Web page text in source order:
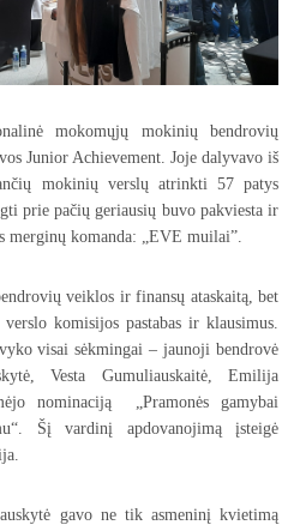
mokomųjų mokinių bendrovių
Junior Achievement. Joje dalyvavo iš
mokinių verslų atrinkti 57 patys
prie pačių geriausių buvo pakviesta ir
merginų komanda: „EVE muilai”.
veiklos ir finansų ataskaitą, bet
komisijos pastabas ir klausimus.
visai sėkmingai – jaunoji bendrovė
Vesta Gumuliauskaitė, Emilija
nominaciją „Pramonės gamybai
Šį vardinį apdovanojimą įsteigė
gavo ne tik asmeninį kvietimą